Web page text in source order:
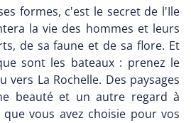
formes, c'est le secret de l'Ile
la vie des hommes et leurs
de sa faune et de sa flore. Et
sont les bateaux : prenez le
vers La Rochelle. Des paysages
beauté et un autre regard à
vous avez choisie pour vos